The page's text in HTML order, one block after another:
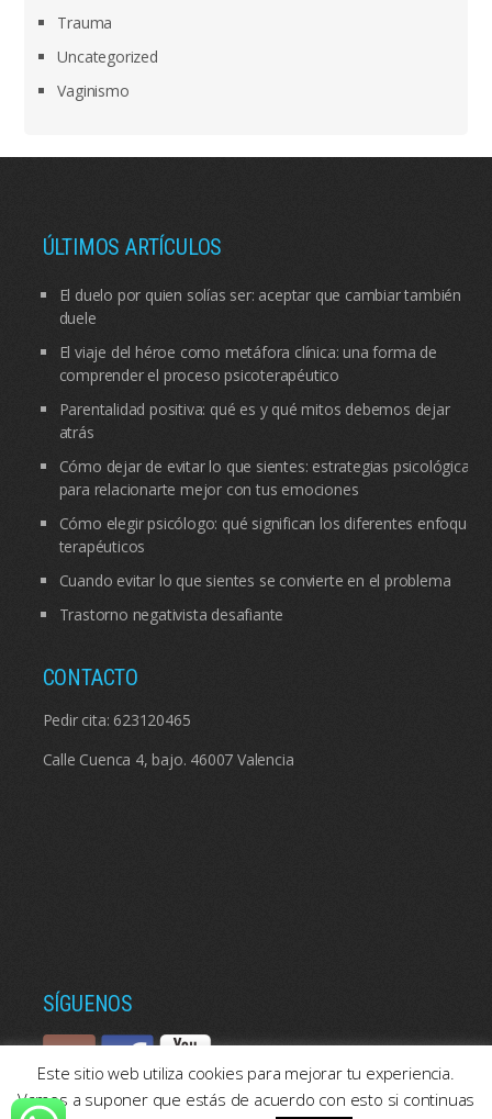
Trauma
Uncategorized
Vaginismo
ÚLTIMOS ARTÍCULOS
El duelo por quien solías ser: aceptar que cambiar también
duele
El viaje del héroe como metáfora clínica: una forma de
comprender el proceso psicoterapéutico
Parentalidad positiva: qué es y qué mitos debemos dejar
atrás
Cómo dejar de evitar lo que sientes: estrategias psicológicas
para relacionarte mejor con tus emociones
Cómo elegir psicólogo: qué significan los diferentes enfoques
terapéuticos
Cuando evitar lo que sientes se convierte en el problema
Trastorno negativista desafiante
CONTACTO
Pedir cita: 623120465
Calle Cuenca 4, bajo. 46007 Valencia
SÍGUENOS
Este sitio web utiliza cookies para mejorar tu experiencia.
Vamos a suponer que estás de acuerdo con esto si continuas